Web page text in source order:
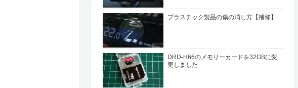
プラスチック製品の傷の消し方【補修】
DRD-H66のメモリーカードを32GBに変
更しました